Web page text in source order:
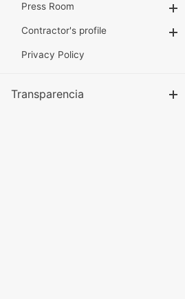
Press Room
Contractor's profile
Privacy Policy
Transparencia